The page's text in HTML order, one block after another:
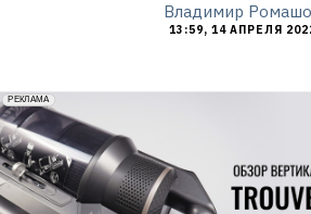
Владимир
13:59, 14 АПРЕЛЯ
erid: 2VfnxxmNzs5
РЕКЛАМА